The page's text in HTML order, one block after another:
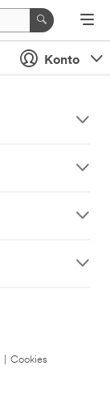
Konto
Cookies